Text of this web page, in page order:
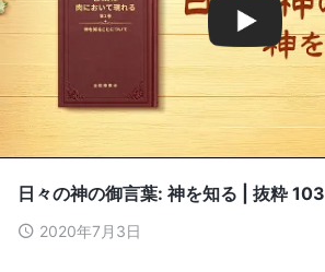
日々の神の御言葉: 神を知る | 抜粋 103
2020年7月3日